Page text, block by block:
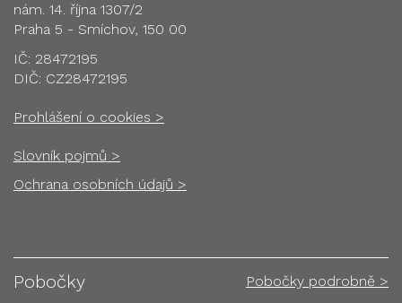
nám. 14. října 1307/2
Praha 5 - Smíchov, 150 00
IČ: 28472195
DIČ: CZ28472195
Prohlášení o cookies >
Slovník pojmů >
Ochrana osobních údajů >
Pobočky Pobočky podrobně >